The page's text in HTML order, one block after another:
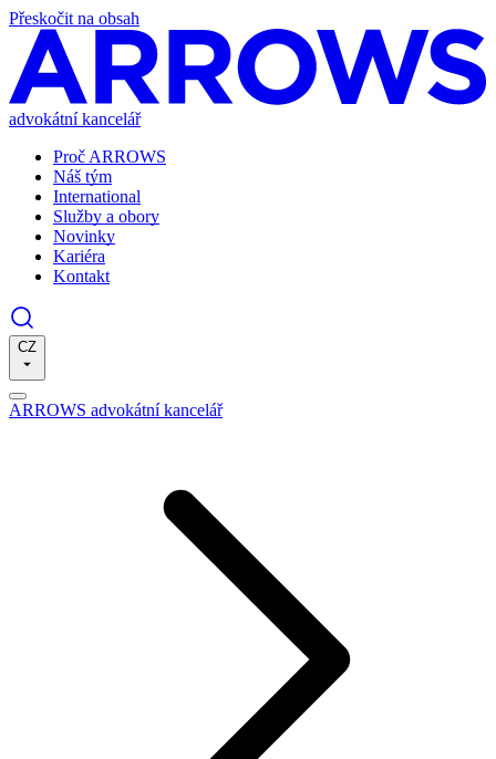
Přeskočit na obsah
advokátní kancelář
Proč ARROWS
Náš tým
International
Služby a obory
Novinky
Kariéra
Kontakt
CZ
ARROWS advokátní kancelář